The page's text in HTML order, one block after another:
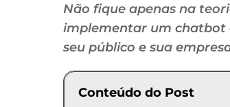
Não fique apenas na
implementar um chatbot
seu público e sua
Conteúdo do Post